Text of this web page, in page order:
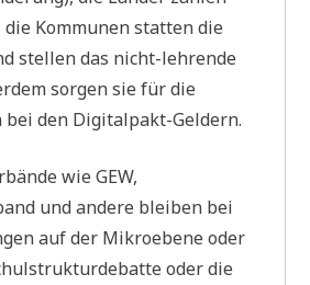
Kommunen statten die
stellen das nicht-lehrende
sorgen sie für die
den Digitalpakt-Geldern.
wie GEW,
und andere bleiben bei
auf der Mikroebene oder
oder die